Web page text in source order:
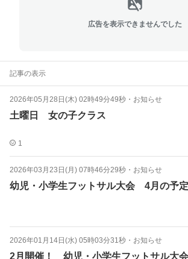
広告を表示できませんでした
記事の表示
2026年05月28日(木) 02時49分49秒 ・ お知らせ
土曜日 女の子クラス
1
2026年03月23日(月) 07時46分29秒 ・ お知らせ
幼児・小学生フットサル大会 4月の予定
2026年01月14日(水) 05時03分31秒 ・ お知らせ
2月開催！ 幼児・小学生フットサル大会